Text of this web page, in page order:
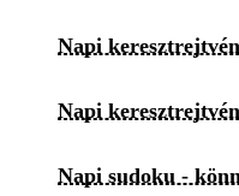
Napi
Napi
Napi sudoku -